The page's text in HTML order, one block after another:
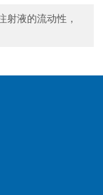
射液的流动性，